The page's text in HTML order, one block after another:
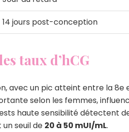
14 jours post-conception
taux d’hCG
avec un pic atteint entre la 8e
selon les femmes,
haute sensibilité détectent
seuil de 20 à 50 mUI/mL.